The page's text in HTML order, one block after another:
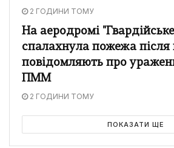
2 ГОДИНИ ТОМУ
На аеродромі
спалахнула пожежа після
повідомляють про
ПММ
2 ГОДИНИ ТОМУ
ПОКАЗАТИ ЩЕ